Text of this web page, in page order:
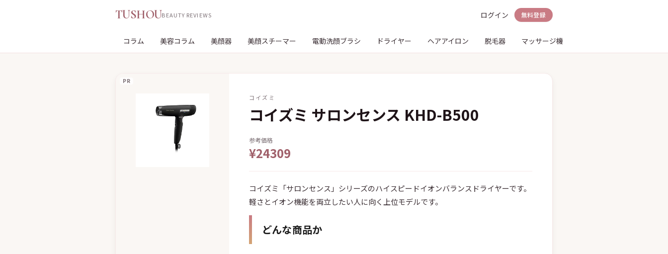
TUSHOUBEAUTY REVIEWS ログイン 無料登録
コラム 美容コラム 美顔器 美顔スチーマー 電動洗顔ブラシ ドライヤー ヘアアイロン 脱毛器 マッサージ機
PR
コイズミ
コイズミ サロンセンス KHD-B500
参考価格
¥24309
コイズミ「サロンセンス」シリーズのハイスピードイオンバランスドライヤーです。
軽さとイオン機能を両立したい人に向く上位モデルです。
どんな商品か